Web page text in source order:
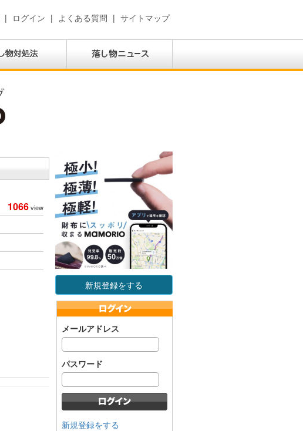
| ログイン | よくある質問 | サイトマップ
新規登録をする
メールアドレス
パスワード
新規登録をする
1066view